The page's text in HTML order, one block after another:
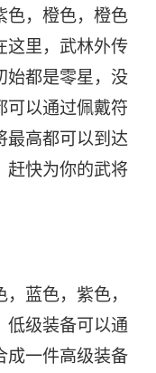
色，橙色，橙色
这里，武林外传
始都是零星，没
可以通过佩戴符
最高都可以到达
赶快为你的武将
蓝色，紫色，
低级装备可以通
成一件高级装备